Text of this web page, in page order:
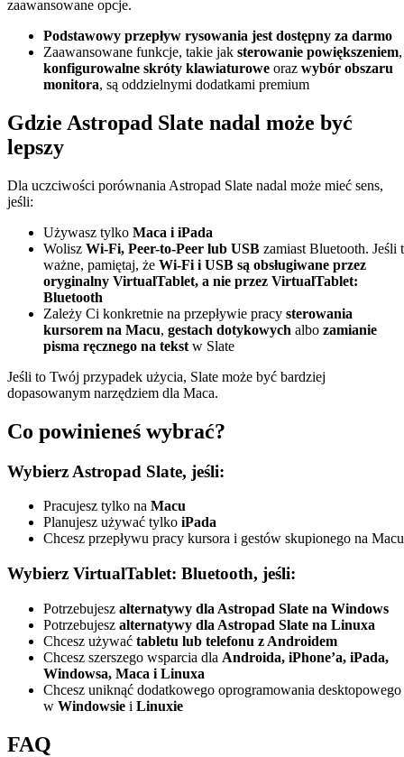
zaawansowane opcje.
Podstawowy przepływ rysowania jest dostępny za darmo
Zaawansowane funkcje, takie jak sterowanie powiększeniem,
konfigurowalne skróty klawiaturowe oraz wybór obszaru
monitora, są oddzielnymi dodatkami premium
Gdzie Astropad Slate nadal może być
lepszy
Dla uczciwości porównania Astropad Slate nadal może mieć sens,
jeśli:
Używasz tylko Maca i iPada
Wolisz Wi-Fi, Peer-to-Peer lub USB zamiast Bluetooth. Jeśli
ważne, pamiętaj, że Wi-Fi i USB są obsługiwane przez
oryginalny VirtualTablet, a nie przez VirtualTablet:
Bluetooth
Zależy Ci konkretnie na przepływie pracy sterowania
kursorem na Macu, gestach dotykowych albo zamianie
pisma ręcznego na tekst w Slate
Jeśli to Twój przypadek użycia, Slate może być bardziej
dopasowanym narzędziem dla Maca.
Co powinieneś wybrać?
Wybierz Astropad Slate, jeśli:
Pracujesz tylko na Macu
Planujesz używać tylko iPada
Chcesz przepływu pracy kursora i gestów skupionego na Macu
Wybierz VirtualTablet: Bluetooth, jeśli:
Potrzebujesz alternatywy dla Astropad Slate na Windows
Potrzebujesz alternatywy dla Astropad Slate na Linuxa
Chcesz używać tabletu lub telefonu z Androidem
Chcesz szerszego wsparcia dla Androida, iPhone’a, iPada,
Windowsa, Maca i Linuxa
Chcesz uniknąć dodatkowego oprogramowania desktopowego
w Windowsie i Linuxie
FAQ